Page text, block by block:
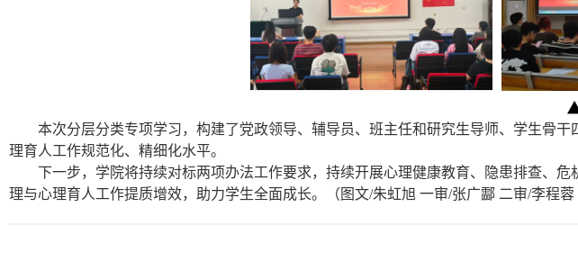
本次分层分类专项学习，构建了党政领导、辅导员、班主任和研究生导师、学生骨
理育人工作规范化、精细化水平。
下一步，学院将持续对标两项办法工作要求，持续开展心理健康教育、隐患排查、
理与心理育人工作提质增效，助力学生全面成长。（图文/朱虹旭 一审/张广酃 二审/李程蓉